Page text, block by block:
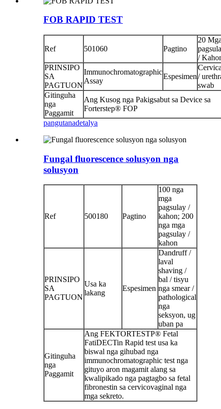
FOB RAPID TEST
Ref 501060 Pagtino
20
/
PRINSIPO
SA
PAGTUON
Immunochromatographic
Assay
Espesimen/
swab
Gitinguha
nga
Paggamit
Ang Kusog nga Pakigsabut sa Device sa
Forterstep® FOP
pangutanadetalya
Fungal fluorescence solusyon nga
solusyon
Ref 500180 Pagtino
100 nga
mga
pagsulay /
kahon; 200
nga mga
pagsulay /
kahon
PRINSIPO
SA
PAGTUON
Usa ka
lakang
Espesimen
Dandruff /
laval
shaving /
bal / tisyu
nga smear /
pathological
nga
seksyon, ug
uban pa
Gitinguha
nga
Paggamit
Ang FEKTORTESTP® Fetal
FatiDECTin Rapid test usa ka
biswal nga gihubad nga
immunochromatographic test nga
gituyo aron magamit alang sa
kwalipikado nga pagtagbo sa fetal
fibronestin sa cervicovaginal nga
mga sekreto.